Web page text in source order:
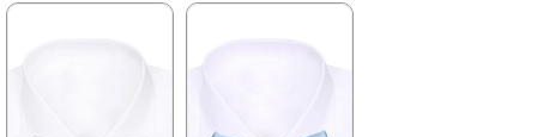
219,90 ₺ 219,90 ₺
379,90 ₺